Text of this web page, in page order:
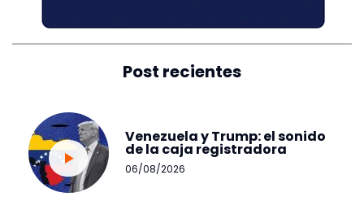
Post recientes
Venezuela y Trump: el sonido
de la caja registradora
06/08/2026